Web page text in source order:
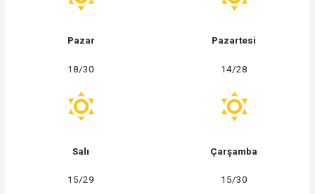
Pazar
18/30
Pazartesi
14/28
Salı
15/29
Çarşamba
15/30